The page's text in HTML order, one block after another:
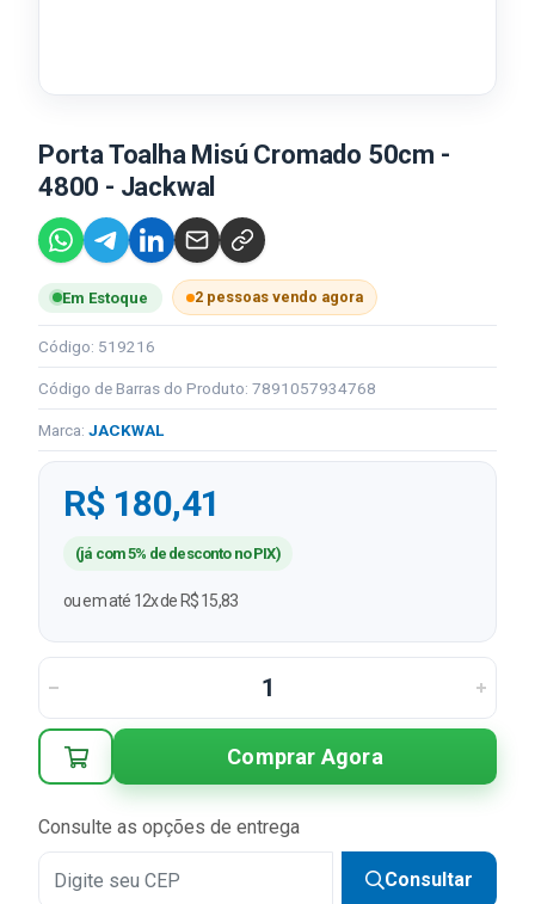
Porta Toalha Misú Cromado 50cm -
4800 - Jackwal
Em Estoque 2 pessoas vendo agora
Código: 519216
Código de Barras do Produto: 7891057934768
Marca: JACKWAL
R$ 180,41
(já com 5% de desconto no PIX)
ou em até 12x de R$ 15,83
Comprar Agora
Consulte as opções de entrega
Consultar